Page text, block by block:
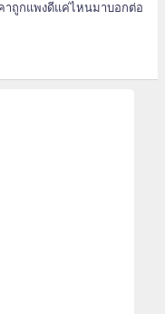
าถูกแพงดีแค่ไหนมาบอกต่อ